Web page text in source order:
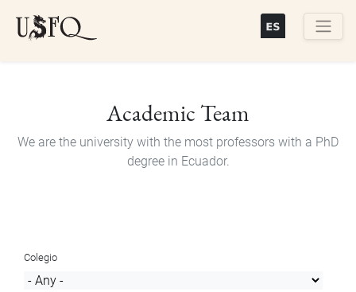
Academic Team
We are the university with the most professors with a PhD
degree in Ecuador.
Colegio